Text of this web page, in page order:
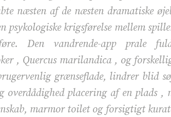
næsten af de næsten dramatiske
psykologiske krigsførelse mellem
Den vandrende-app prale
, Quercus marilandica , og
grænseflade, lindrer blid
overdådighed placering af en plads
marmor toilet og forsigtigt